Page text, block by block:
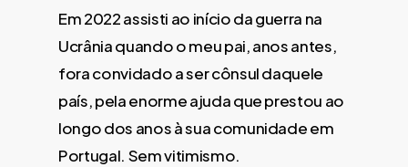
Em 2022 assisti ao início da guerra na
Ucrânia quando o meu pai, anos antes,
fora convidado a ser cônsul daquele
país, pela enorme ajuda que prestou ao
longo dos anos à sua comunidade em
Portugal. Sem vitimismo.